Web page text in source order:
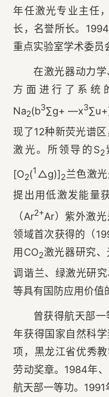
年任激光专业主任
长，名誉所长。
重点实验室学术委员
在激光器动力
方面进行了系统
Na2(b3∑g+ —x3
现了12种新荧光谱
激光。所领导的S2
[O2(1 △g)]2兰色激
提出用低激发能量
（Ar2+Ar）紫外激
领域首次获得的（
用CO2激光器研究
调谐兰、绿激光研
等具有国防应用价值
曾获得航天部
年获得国家自然科
项，黑龙江省优秀
劳动奖章。1984年
航天部一等功。1991